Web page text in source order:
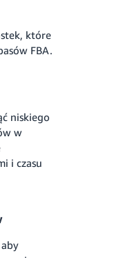
które
FBA.
niskiego
w
i czasu